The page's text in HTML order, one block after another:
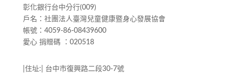
彰化銀行台中分行(009)
戶名：社團法人臺灣兒童健康暨身心發展協會
帳號：4059-86-08439600
愛心 捐贈碼 ：020518
|住址:| 台中市復興路二段30-7號